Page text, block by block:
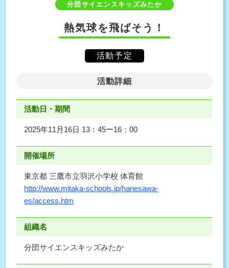
分団サイエンスキッズみたか
熱気球を飛ばそう！
活動予定
活動詳細
活動日・期間
2025年11月16日 13：45ー16：00
開催場所
東京都 三鷹市立羽沢小学校 体育館
http://www.mitaka-schools.jp/hanesawa-
es/access.htm
組織名
分団サイエンスキッズみたか